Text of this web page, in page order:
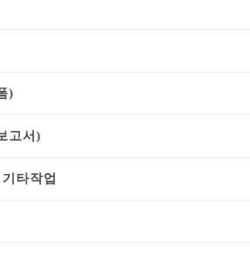
)
고서)
타작업